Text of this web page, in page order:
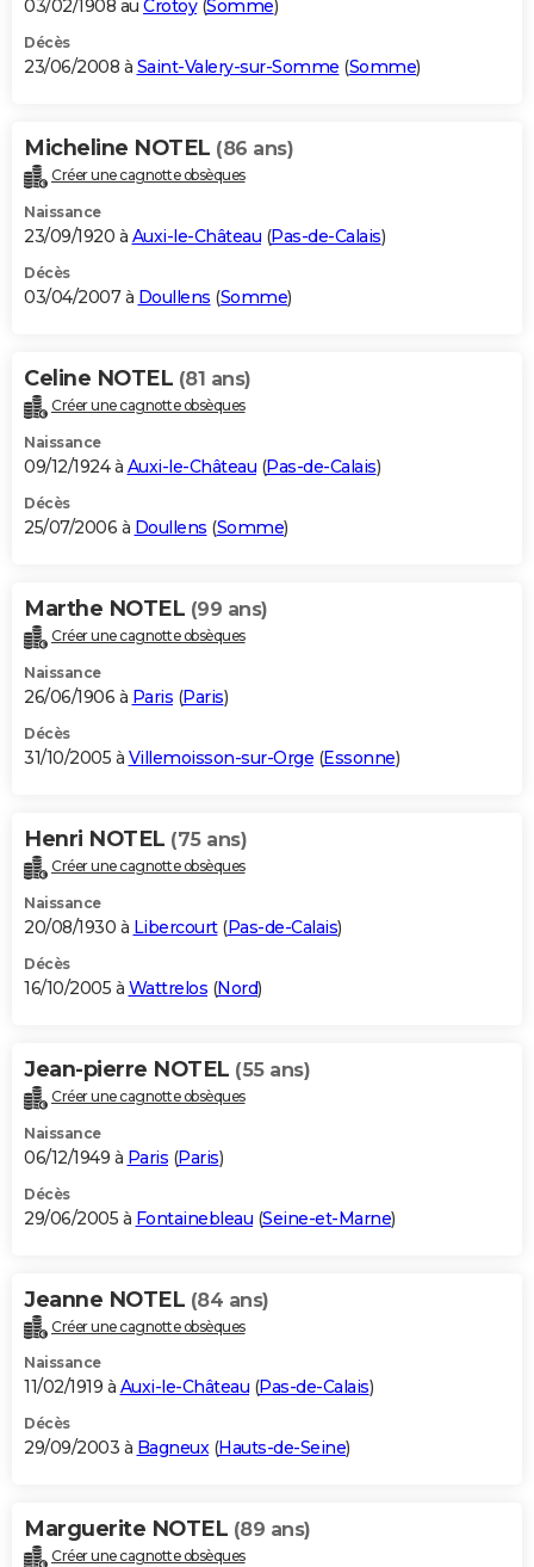
03/02/1908 au Crotoy(Somme)
Décès
23/06/2008 à Saint-Valery-sur-Somme (Somme)
Micheline NOTEL (86 ans)
Créer une cagnotte obsèques
Naissance
23/09/1920 à Auxi-le-Château (Pas-de-Calais)
Décès
03/04/2007 à Doullens (Somme)
Celine NOTEL (81 ans)
Créer une cagnotte obsèques
Naissance
09/12/1924 à Auxi-le-Château (Pas-de-Calais)
Décès
25/07/2006 à Doullens (Somme)
Marthe NOTEL (99 ans)
Créer une cagnotte obsèques
Naissance
26/06/1906 à Paris (Paris)
Décès
31/10/2005 à Villemoisson-sur-Orge (Essonne)
Henri NOTEL (75 ans)
Créer une cagnotte obsèques
Naissance
20/08/1930 à Libercourt(Pas-de-Calais)
Décès
16/10/2005 à Wattrelos (Nord)
Jean-pierre NOTEL (55 ans)
Créer une cagnotte obsèques
Naissance
06/12/1949 à Paris (Paris)
Décès
29/06/2005 à Fontainebleau (Seine-et-Marne)
Jeanne NOTEL (84 ans)
Créer une cagnotte obsèques
Naissance
11/02/1919 à Auxi-le-Château (Pas-de-Calais)
Décès
29/09/2003 à Bagneux(Hauts-de-Seine)
Marguerite NOTEL (89 ans)
Créer une cagnotte obsèques